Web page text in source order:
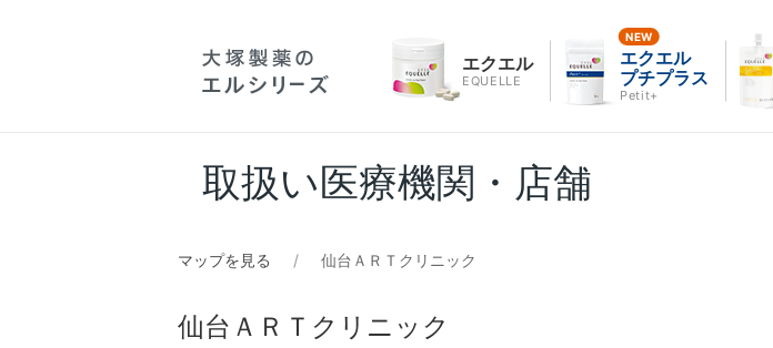
エクエル
EQUELLE
エクエル
プチプラス
Petit+
取扱い医療機関・店舗
マップを見る 仙台ＡＲＴクリニック
仙台ＡＲＴクリニック